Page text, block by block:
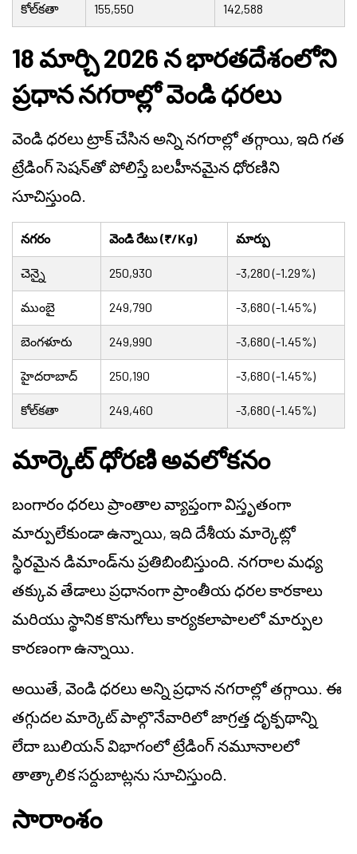
కోల్‌కతా 155,550 142,588
18 మార్చి 2026 న భారతదేశంలోని
ప్రధాన నగరాల్లో వెండి ధరలు
వెండి ధరలు ట్రాక్ చేసిన అన్ని నగరాల్లో తగ్గాయి, ఇది గత
ట్రేడింగ్ సెషన్‌తో పోలిస్తే బలహీనమైన ధోరణిని
సూచిస్తుంది.
నగరం వెండి రేటు (₹/Kg) మార్పు
చెన్నై 250,930 -3,280 (-1.29%)
ముంబై 249,790 -3,680 (-1.45%)
బెంగళూరు 249,990 -3,680 (-1.45%)
హైదరాబాద్ 250,190 -3,680 (-1.45%)
కోల్‌కతా 249,460 -3,680 (-1.45%)
మార్కెట్ ధోరణి అవలోకనం
బంగారం ధరలు ప్రాంతాల వ్యాప్తంగా విస్తృతంగా
మార్పులేకుండా ఉన్నాయి, ఇది దేశీయ మార్కెట్లో
స్థిరమైన డిమాండ్‌ను ప్రతిబింబిస్తుంది. నగరాల మధ్య
తక్కువ తేడాలు ప్రధానంగా ప్రాంతీయ ధరల కారకాలు
మరియు స్థానిక కొనుగోలు కార్యకలాపాలలో మార్పుల
కారణంగా ఉన్నాయి.
అయితే, వెండి ధరలు అన్ని ప్రధాన నగరాల్లో తగ్గాయి. ఈ
తగ్గుదల మార్కెట్ పాల్గొనేవారిలో జాగ్రత్త దృక్పథాన్ని
లేదా బులియన్ విభాగంలో ట్రేడింగ్ నమూనాలలో
తాత్కాలిక సర్దుబాట్లను సూచిస్తుంది.
సారాంశం